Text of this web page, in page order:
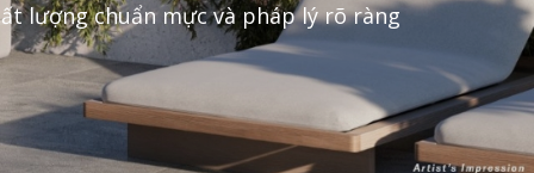
lượng chuẩn mực và pháp lý rõ ràng